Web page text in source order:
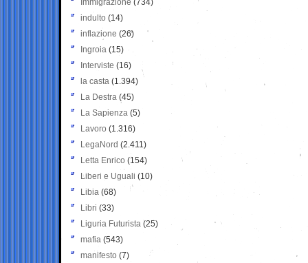
Immigrazione (734)
indulto (14)
inflazione (26)
Ingroia (15)
Interviste (16)
la casta (1.394)
La Destra (45)
La Sapienza (5)
Lavoro (1.316)
LegaNord (2.411)
Letta Enrico (154)
Liberi e Uguali (10)
Libia (68)
Libri (33)
Liguria Futurista (25)
mafia (543)
manifesto (7)